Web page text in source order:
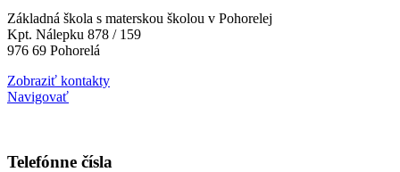
Základná škola s materskou školou v Pohorelej
Kpt. Nálepku 878 / 159
976 69 Pohorelá
Zobraziť kontakty
Navigovať
Telefónne čísla